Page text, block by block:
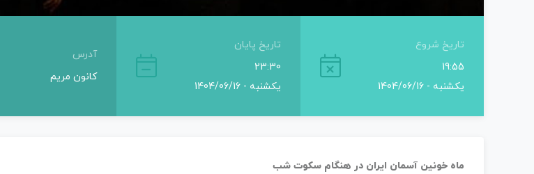
تاریخ شروع
19:55
یکشنبه - 1404/06/16
تاریخ پایان
23:30
یکشنبه - 1404/06/16
آدرس
کانون مریم
ماه خونین آسمان ایران در هنگام سکوت شب